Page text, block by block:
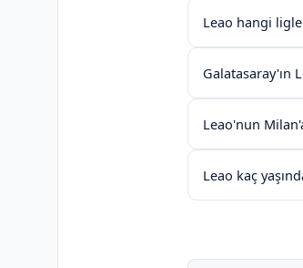
Leao hangi
Galatasaray'ın
Leao'nun
Leao kaç